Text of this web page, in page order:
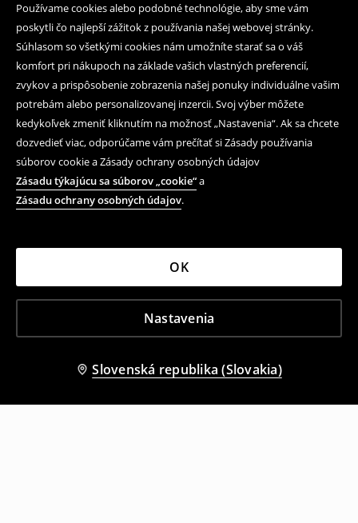
Používame cookies alebo podobné technológie, aby sme vám
poskytli čo najlepší zážitok z používania našej webovej stránky.
Súhlasom so všetkými cookies nám umožníte starať sa o váš
komfort pri nákupoch na základe vašich vlastných preferencií,
zvykov a prispôsobenie zobrazenia našej ponuky individuálne vašim
potrebám alebo personalizovanej inzercii. Svoj výber môžete
kedykoľvek zmeniť kliknutím na možnosť „Nastavenia“. Ak sa chcete
dozvedieť viac, odporúčame vám prečítať si Zásady používania
súborov cookie a Zásady ochrany osobných údajov
Zásadu týkajúcu sa súborov „cookie“a
Zásadu ochrany osobných údajov.
Nastavenia
OK
Slovenská republika (Slovakia)